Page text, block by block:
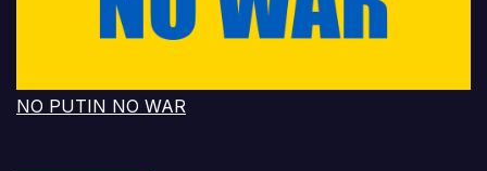
NO PUTIN NO WAR